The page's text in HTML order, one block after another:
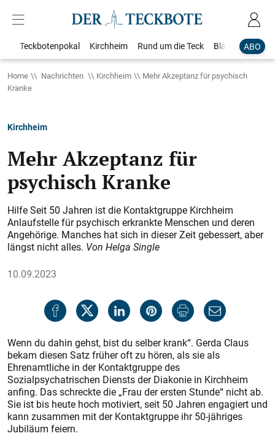
ABO
Teckbotenpokal Kirchheim Rund um die Teck Blaulicht
Home Nachrichten Kirchheim
Mehr Akzeptanz für psychisch
Kranke
Kirchheim
Mehr Akzeptanz für
psychisch Kranke
Hilfe Seit 50 Jahren ist die Kontaktgruppe Kirchheim
Anlaufstelle für psychisch erkrankte Menschen und deren
Angehörige. Manches hat sich in dieser Zeit gebessert, aber
längst nicht alles. Von Helga Single
10.09.2023
Wenn du dahin gehst, bist du selber krank“. Gerda Claus
bekam diesen Satz früher oft zu hören, als sie als
Ehrenamtliche in der Kontaktgruppe des
Sozialpsychatrischen Diensts der Diakonie in Kirchheim
anfing. Das schreckte die „Frau der ersten Stunde“ nicht ab.
Sie ist bis heute hoch motiviert, seit 50 Jahren engagiert und
kann zusammen mit der Kontaktgruppe ihr 50-jähriges
Jubiläum feiern.